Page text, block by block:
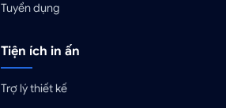
Tuyển dụng
Tiện ích in ấn
Trợ lý thiết kế